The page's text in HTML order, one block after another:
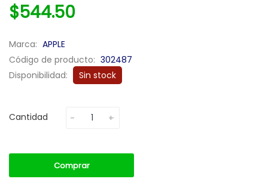
$544.50
Marca: APPLE
Código de producto: 302487
Disponibilidad:
Sin stock
Cantidad
Comprar